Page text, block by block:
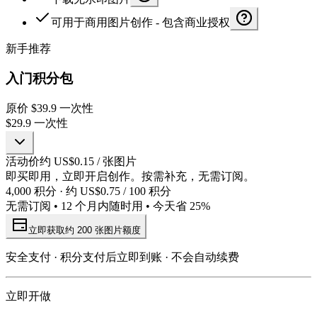
可用于商用图片创作 - 包含商业授权
新手推荐
入门积分包
原价 $39.9 一次性
$29.9 一次性
活动价约 US$0.15 / 张图片
即买即用，立即开启创作。按需补充，无需订阅。
4,000 积分 · 约 US$0.75 / 100 积分
无需订阅 • 12 个月内随时用 • 今天省 25%
立即获取约 200 张图片额度
安全支付 · 积分支付后立即到账 · 不会自动续费
立即开做